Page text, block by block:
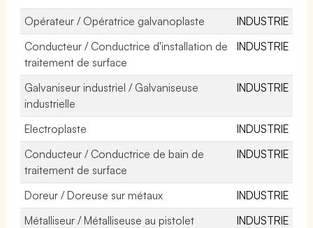
Opérateur / Opératrice galvanoplaste
INDUSTRIE
Conducteur / Conductrice d'installation de
traitement de surface
INDUSTRIE
Galvaniseur industriel / Galvaniseuse
industrielle
INDUSTRIE
Electroplaste
INDUSTRIE
Conducteur / Conductrice de bain de
traitement de surface
INDUSTRIE
Doreur / Doreuse sur métaux
INDUSTRIE
Métalliseur / Métalliseuse au pistolet
INDUSTRIE